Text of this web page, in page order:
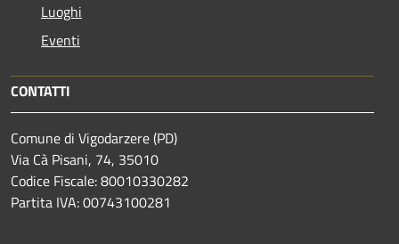
Luoghi
Eventi
CONTATTI
Comune di Vigodarzere (PD)
Via Cà Pisani, 74, 35010
Codice Fiscale: 80010330282
Partita IVA: 00743100281